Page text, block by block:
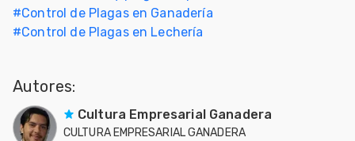
#Control de Plagas en Ganadería
#Control de Plagas en Lechería
Autores:
Cultura Empresarial Ganadera
CULTURA EMPRESARIAL GANADERA